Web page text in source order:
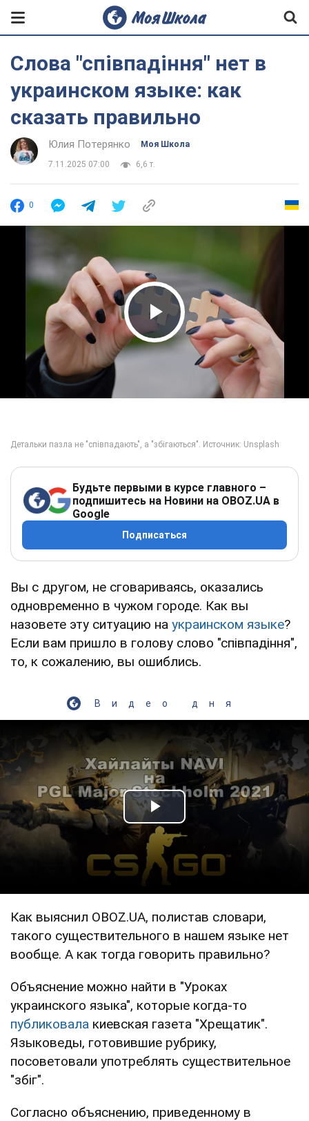
Слова "співпадіння" нет в
украинском языке: как
сказать правильно
Юлия Потерянко Моя Школа
7.11.2025 07:00 6,6 т.
0
Play Video
Будьте первыми в курсе главного –
подпишитесь на Новини на OBOZ.UA в
Google
Подписаться
Вы с другом, не сговариваясь, оказались
одновременно в чужом городе. Как вы
назовете эту ситуацию на украинском языке?
Если вам пришло в голову слово "співпадіння",
то, к сожалению, вы ошиблись.
Видео дня
Play Video
Как выяснил OBOZ.UA, полистав словари,
такого существительного в нашем языке нет
вообще. А как тогда говорить правильно?
Объяснение можно найти в "Уроках
украинского языка", которые когда-то
публиковала киевская газета "Хрещатик".
Языковеды, готовившие рубрику,
посоветовали употреблять существительное
"збіг".
Согласно объяснению, приведенному в